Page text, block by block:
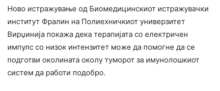
Ново истражување од Биомедицинскиот истражувачки
институт Фралин на Полиехничкиот универзитет
Вирџинија покажа дека терапијата со електричен
импулс со низок интензитет може да помогне да се
подготви околината околу туморот за имунолошкиот
систем да работи подобро.